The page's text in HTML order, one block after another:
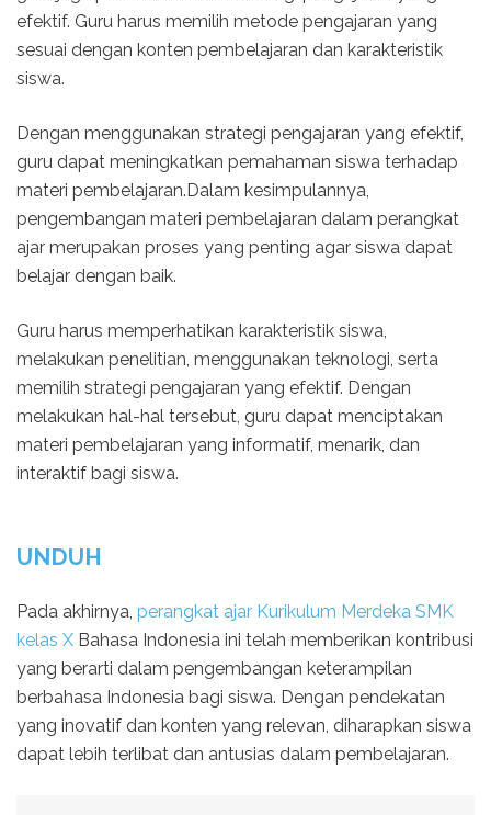
efektif. Guru harus memilih metode pengajaran yang
sesuai dengan konten pembelajaran dan karakteristik
siswa.
Dengan menggunakan strategi pengajaran yang efektif,
guru dapat meningkatkan pemahaman siswa terhadap
materi pembelajaran.Dalam kesimpulannya,
pengembangan materi pembelajaran dalam perangkat
ajar merupakan proses yang penting agar siswa dapat
belajar dengan baik.
Guru harus memperhatikan karakteristik siswa,
melakukan penelitian, menggunakan teknologi, serta
memilih strategi pengajaran yang efektif. Dengan
melakukan hal-hal tersebut, guru dapat menciptakan
materi pembelajaran yang informatif, menarik, dan
interaktif bagi siswa.
UNDUH
Pada akhirnya, perangkat ajar Kurikulum Merdeka SMK
kelas X Bahasa Indonesia ini telah memberikan kontribusi
yang berarti dalam pengembangan keterampilan
berbahasa Indonesia bagi siswa. Dengan pendekatan
yang inovatif dan konten yang relevan, diharapkan siswa
dapat lebih terlibat dan antusias dalam pembelajaran.